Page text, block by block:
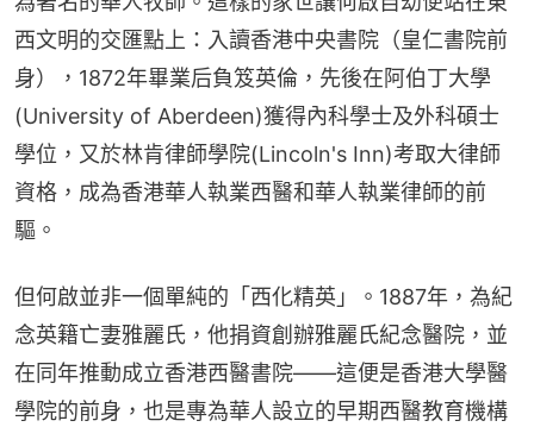
西文明的交匯點上：入讀香港中央書院（皇仁書院前
身），1872年畢業后負笈英倫，先後在阿伯丁大學
(University of Aberdeen)獲得內科學士及外科碩士
學位，又於林肯律師學院(Lincoln's Inn)考取大律師
資格，成為香港華人執業西醫和華人執業律師的前
驅。
但何啟並非一個單純的「西化精英」。1887年，為紀
念英籍亡妻雅麗氏，他捐資創辦雅麗氏紀念醫院，並
在同年推動成立香港西醫書院——這便是香港大學醫
學院的前身，也是專為華人設立的早期西醫教育機構